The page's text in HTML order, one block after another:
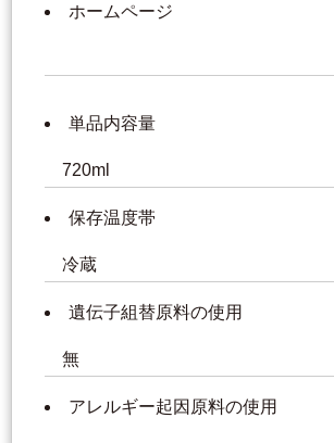
ホームページ
単品内容量
720ml
保存温度帯
冷蔵
遺伝子組替原料の使用
無
アレルギー起因原料の使用